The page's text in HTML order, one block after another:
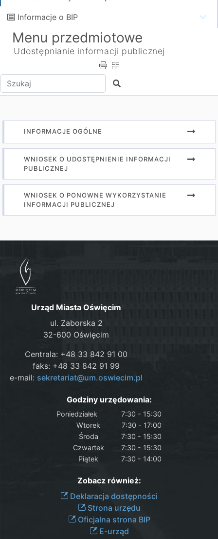
Informacje o BIP
Menu przedmiotowe
Udostępnianie informacji publicznej
Wpisz tekst do wyszukania Szukaj
INFORMACJE OGÓLNE
WNIOSEK O UDOSTĘPNIENIE INFORMACJI
PUBLICZNEJ
WNIOSEK O PONOWNE WYKORZYSTANIE
INFORMACJI PUBLICZNEJ
Urząd Miasta Oświęcim
ul. Zaborska 2
32-600 Oświęcim
Centrala: +48 33 842 91 00
faks: +48 33 842 91 99
e-mail: sekretariat@um.oswiecim.pl
Godziny urzędowania:
Poniedziałek
7:30 - 15:30
Wtorek
7:30 - 17:00
Środa
7:30 - 15:30
Czwartek
7:30 - 15:30
Piątek
7:30 - 14:00
Zobacz również:
Deklaracja dostępności
Strona urzędu
Oficjalna strona BIP
E-urząd